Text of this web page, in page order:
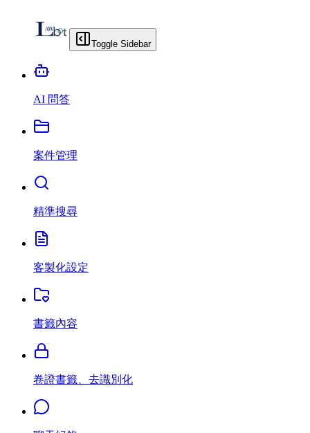
Toggle Sidebar
AI 問答
案件管理
精準搜尋
客製化設定
書籤內容
卷證書籤、去識別化